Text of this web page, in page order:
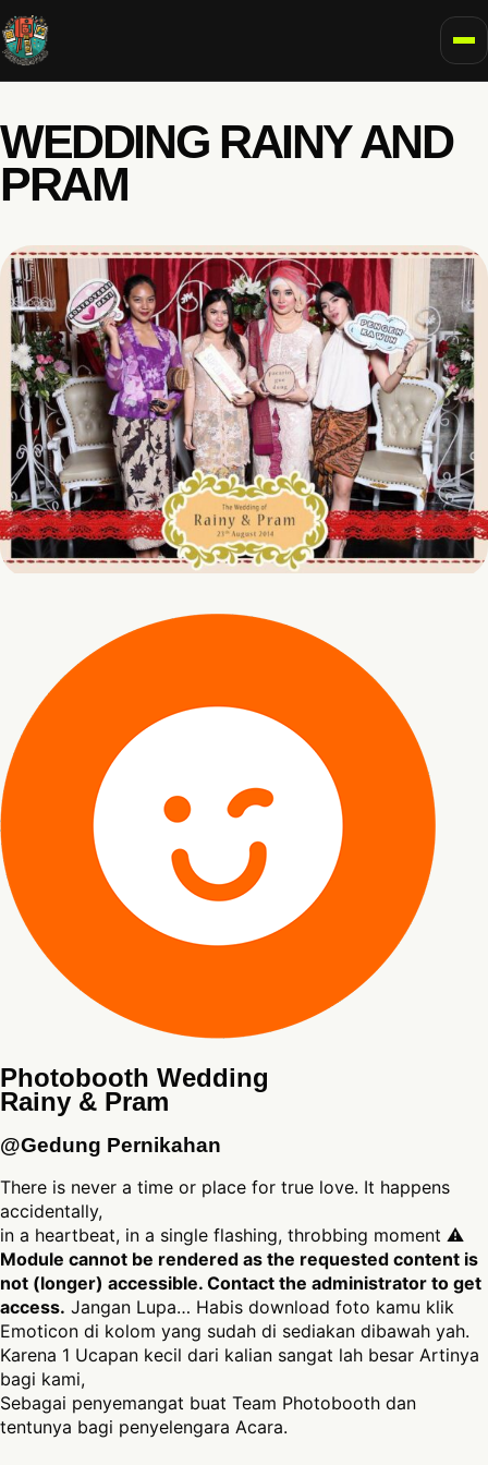
WEDDING RAINY AND
PRAM
Photobooth Wedding
Rainy & Pram
@Gedung Pernikahan
There is never a time or place for true love. It happens
accidentally,
in a heartbeat, in a single flashing, throbbing moment ⚠
Module cannot be rendered as the requested content is
not (longer) accessible. Contact the administrator to get
access. Jangan Lupa… Habis download foto kamu klik
Emoticon di kolom yang sudah di sediakan dibawah yah.
Karena 1 Ucapan kecil dari kalian sangat lah besar Artinya
bagi kami,
Sebagai penyemangat buat Team Photobooth dan
tentunya bagi penyelengara Acara.